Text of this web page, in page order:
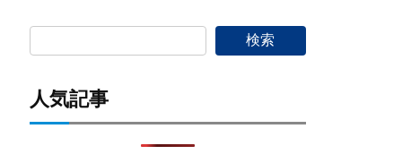
検索
人気記事